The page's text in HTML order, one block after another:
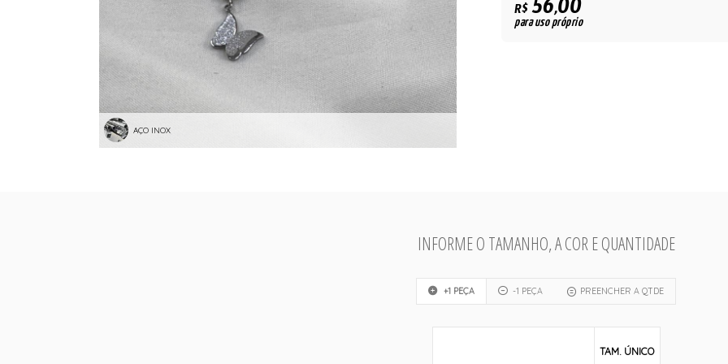
AÇO INOX
R$56,00
para uso próprio
INFORME O TAMANHO, A COR E QUANTIDADE
+1 PEÇA -1 PEÇA PREENCHER A QTDE
TAM. ÚNICO